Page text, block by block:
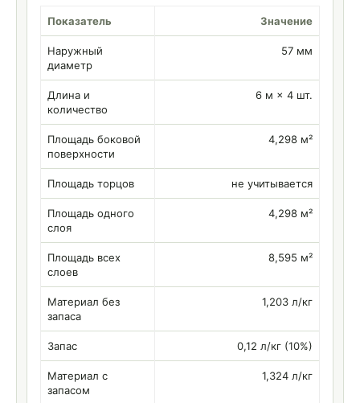
Показатель Значение
Наружный
диаметр
57 мм
Длина и
количество
6 м × 4 шт.
Площадь боковой
поверхности
4,298 м²
Площадь торцов не учитывается
Площадь одного
слоя
4,298 м²
Площадь всех
слоев
8,595 м²
Материал без
запаса
1,203 л/кг
Запас 0,12 л/кг (10%)
Материал с
запасом
1,324 л/кг